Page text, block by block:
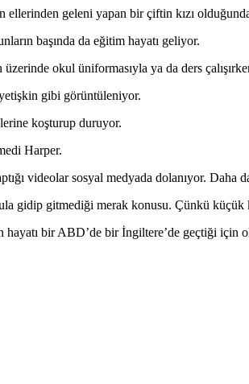
geleni yapan bir çiftin kızı
başında da eğitim hayatı geliyor.
okul üniformasıyla ya da ders çalışırken
gibi görüntüleniyor.
koşturup duruyor.
Harper.
videolar sosyal medyada dolanıyor. Daha
gitmediği merak konusu. Çünkü küçük
bir ABD’de bir İngiltere’de geçtiği için